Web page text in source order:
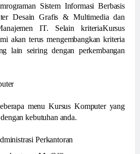
Sistem Informasi Berbasis
Desain Grafis & Multimedia dan
IT. Selain kriteriaKursus
akan terus mengembangkan kriteria
lain seiring dengan perkembangan
menu Kursus Komputer yang
kebutuhan anda.
Perkantoran